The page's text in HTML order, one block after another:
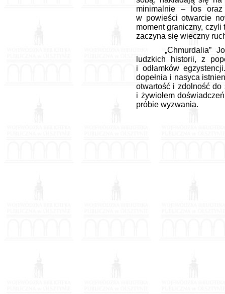
minimalnie – los oraz
w powieści otwarcie
moment graniczny,
zaczyna się wieczny
„Chmurdalia”
ludzkich historii, z
i odłamków
dopełnia i nasyca
otwartość i zdolność
i żywiołem
próbie wyzwania.